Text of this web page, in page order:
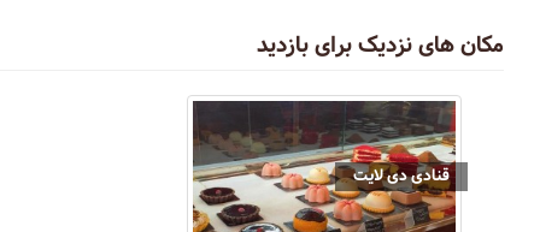
مکان های نزدیک برای بازدید
قنادی دی لایت